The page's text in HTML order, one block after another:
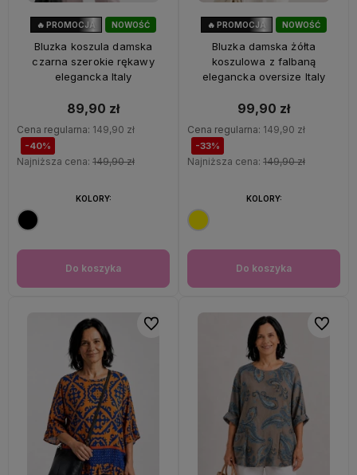
NOWOŚĆ
🔥 PROMOCJA
Bluzka koszula damska
czarna szerokie rękawy
elegancka Italy
89,90 zł
Cena regularna: 149,90 zł
-40%
Najniższa cena: 149,90 zł
Do koszyka
KOLORY:
NOWOŚĆ
OKAZJA
🔥 PROMOCJA
Bluzka damska żółta
koszulowa z falbaną
elegancka oversize Italy
99,90 zł
Cena regularna: 149,90 zł
-33%
Najniższa cena: 149,90 zł
Do koszyka
KOLORY:
Do ulubionych Do